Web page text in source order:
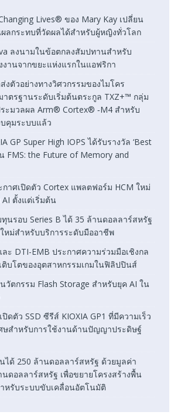
Lives® ของ Mary Kay เปลี่ยน
ผลกระทบที่วัดผลได้สำหรับผู้หญิงทั่วโลก
ลงนามในข้อตกลงสัมปทานสำหรับ
งานจากขยะแห่งแรกในแอฟริกา
งตัวอย่างทางวิศวกรรมของไมโคร
าตรฐานระดับเริ่มต้นตระกูล TXZ+™ กลุ่ม
ะมวลผล Arm® Cortex® ‑M4 สำหรับ
คุมระบบแล้ว
GP Super High IOPS ได้รับรางวัล ‘Best
FMS: the Future of Memory and
กาศเปิดตัว Cortex แพลตฟอร์ม HCM ใหม่
ตั้งแต่เริ่มต้น
นรอบ Series B ได้ 35 ล้านดอลลาร์สหรัฐ
ใหม่สำหรับบริการระดับมืออาชีพ
ละ DTI-EMB ประกาศความร่วมมือเชิงกล
ติบโตของอุตสาหกรรมเกมในฟิลิปปินส์
วัตกรรม Flash Storage สำหรับยุค AI ใน
ดตัว SSD ซีรีส์ KIOXIA GP1 ที่มีความเร็ว
ศษสำหรับการใช้งานด้านปัญญาประดิษฐ์
ได้ 250 ล้านดอลลาร์สหรัฐ ด้วยมูลค่า
ดอลลาร์สหรัฐ เพื่อขยายโครงสร้างพื้น
หรับระบบขับเคลื่อนอัตโนมัติ